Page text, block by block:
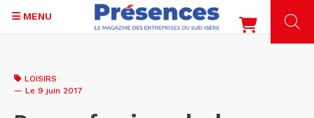
contenu
MENU
LOISIRS
— Le 9 juin 2017